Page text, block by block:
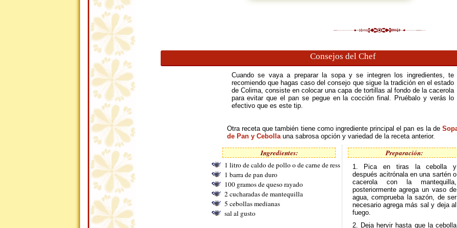
Consejos del Chef
Cuando se vaya a preparar la sopa y se integren los ingredientes, te
recomiendo que hagas caso del consejo que sigue la tradición en el estado
de Colima, consiste en colocar una capa de tortillas al fondo de la cacerola
para evitar que el pan se pegue en la cocción final. Pruébalo y verás lo
efectivo que es este tip.
Otra receta que también tiene como ingrediente principal el pan es la de
de Pan y Cebollauna sabrosa opción y variedad de la receta anterior.
Ingredientes:
1 litro de caldo de pollo o de carne de ress
1 barra de pan duro
100 gramos de queso rayado
2 cucharadas de mantequilla
5 cebollas medianas
sal al gusto
Preparación:
1. Pica en tiras la cebolla y
después acitrónala en una sartén o
cacerola con la mantequilla,
posteriormente agrega un vaso de
agua, comprueba la sazón, de ser
necesario agrega más sal y deja al
fuego.
2. Deja hervir hasta que la cebolla